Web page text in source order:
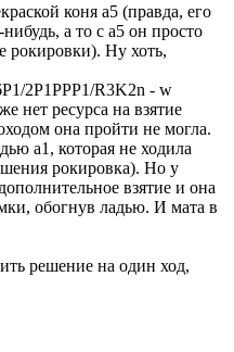
коня а5 (правда, его
а то с а5 он просто
рокировки). Ну хоть,
2P1PPP1/R3K2n - w
нет ресурса на взятие
она пройти не могла.
а1, которая не ходила
рокировка). Но у
взятие и она
обогнув ладью. И мата в
решение на один ход,